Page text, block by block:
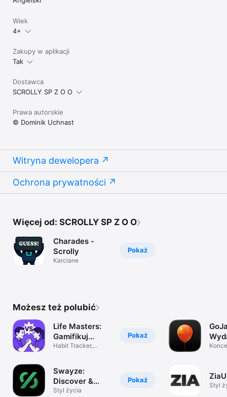
Wiek
4+
Zakupy w aplikacji
Tak
Dostawca
SCROLLY SP Z O O
Prawa autorskie
© Dominik Uchnast
Witryna dewelopera
Ochrona prywatności
Więcej od: SCROLLY SP Z O O
Pokaż
Charades -
Scrolly
Karciane
Możesz też polubić
Pokaż
Life Masters:
Gamifikuj
nawyki
Habit Tracker,
Pokaż
Swayze:
Discover &
Share
Styl życia
Styl